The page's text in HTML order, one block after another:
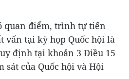
quan điểm, trình tự tiến
vấn tại kỳ họp Quốc hội là
định tại khoản 3 Điều 15
sát của Quốc hội và Hội